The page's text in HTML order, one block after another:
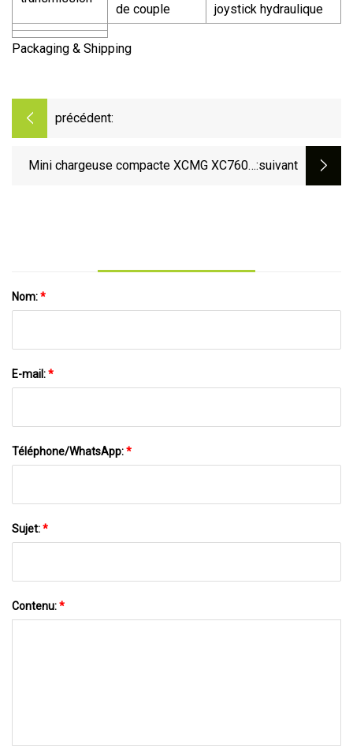
de couple
joystick hydraulique
Packaging & Shipping
précédent:
Mini chargeuse compacte XCMG XC760K:suivant
Nom:*
E-mail:*
Téléphone/WhatsApp:*
Sujet:*
Contenu:*